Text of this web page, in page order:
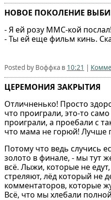
НОВОЕ ПОКОЛЕНИЕ
- Я ей розу ММС-кой послал!
- Ты ей еще фильм кинь.
Posted by Воффка в 10:21 |
ЦЕРЕМОНИЯ ЗАКРЫТИЯ
Отличненько! Просто
что проиграли, это-то
проиграли, а проебали с
что мама не горюй! Лучше
Потому что ведь случись
золото в финале, - мы тут
всё. Лыжи, которые не
стреляют, лёд который не
комментаторов, которые
Всё, что мы хлебали